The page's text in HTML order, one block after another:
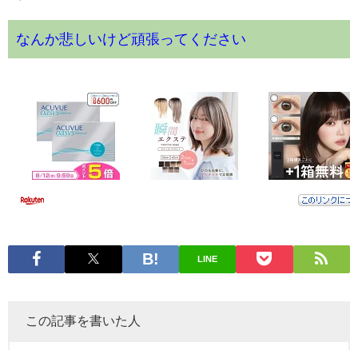
なんか悲しいけど頑張ってください
LINE
この記事を書いた人